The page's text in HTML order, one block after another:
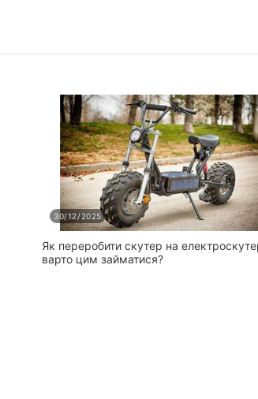
30/12/2025
Як переробити скутер на
варто цим займатися?